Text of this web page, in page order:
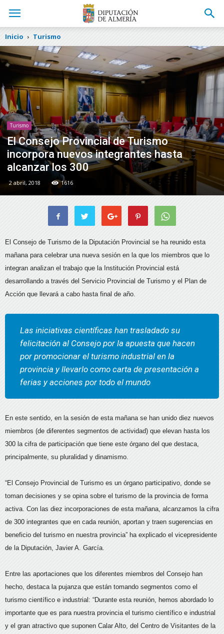
Inicio Turismo
Turismo
El Consejo Provincial de Turismo
incorpora nuevos integrantes hasta
alcanzar los 300
2 abril, 2018 1616
El Consejo de Turismo de la Diputación Provincial se ha reunido esta
mañana para celebrar una nueva sesión en la que los miembros que lo
integran analizan el trabajo que la Institución Provincial está
desarrollando a través del Servicio Provincial de Turismo y el Plan de
Acción que llevará a cabo hasta final de año.
Las iniciativas científicas han trasladado su
felicitación al Consejo por la apuesta que hacen
por promocionar el turismo industrial en la
provincia y llevarlo como carta de presentación a
ferias y acciones por todo el mundo
En este sentido, en la sesión de esta mañana se han unido diez nuevos
miembros (de diferentes segmentos de actividad) que elevan hasta los
300 la cifra de participación que tiene este órgano del que destaca,
principalmente, su pluralidad y dinamismo.
“El Consejo Provincial de Turismo es un órgano participativo, donde se
toman decisiones y se opina sobre el turismo de la provincia de forma
activa. Con las diez incorporaciones de esta mañana, alcanzamos la cifra
de 300 integrantes que en cada reunión, aportan y traen sugerencias en
beneficio del turismo en nuestra provincia” ha explicado el vicepresidente
de la Diputación, Javier A. García.
Entre las aportaciones que los diferentes miembros del Consejo han
hecho, destaca la pujanza que están tomando segmentos como el
turismo científico e industrial: “Durante esta reunión, hemos abordado lo
importante que es para nuestra provincia el turismo científico e industrial
y el gran atractivo que suponen Calar Alto, del Centro de Visitantes de la